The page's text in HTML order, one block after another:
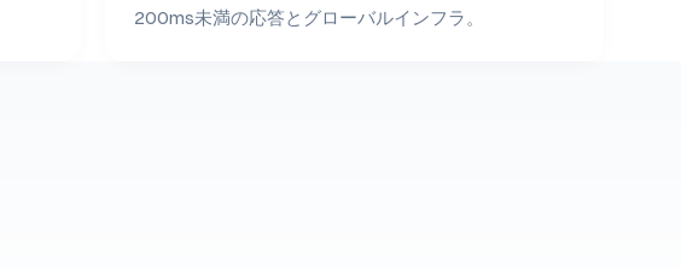
200ms未満の応答とグローバルインフラ。